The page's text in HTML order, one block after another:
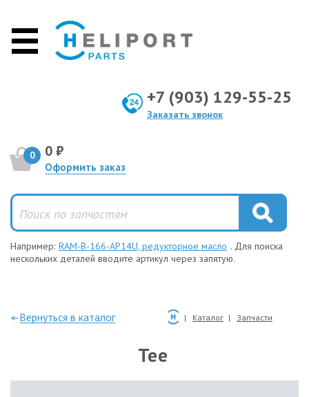
+7 (903) 129-55-25
Заказать звонок
0 0 ₽
Оформить заказ
Например: RAM-B-166-AP14U, редукторное масло . Для поиска
нескольких деталей вводите артикул через запятую.
—Вернуться в каталог Каталог Запчасти
Tee